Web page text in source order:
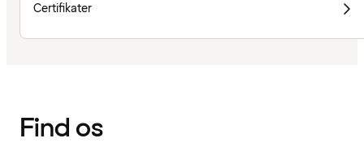
Certifikater
Find os